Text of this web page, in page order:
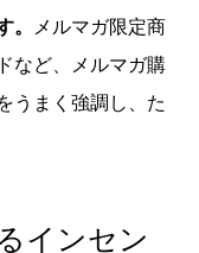
。
メルマガ限定商
など、メルマガ購
うまく強調し、た
インセン